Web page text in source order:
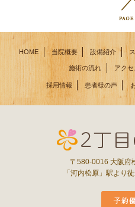
HOME 当院概要 設備紹介
施術の流れ アクセ
採用情報 患者様の声
〒580-0016 大阪府
「河内松原」駅より